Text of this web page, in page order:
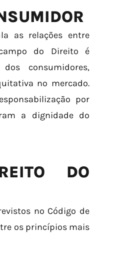
as relações entre
do Direito é
consumidores,
no mercado.
por
a dignidade do
DO
no Código de
os princípios mais